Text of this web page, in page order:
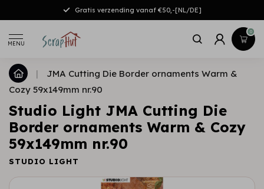
Gratis verzending vanaf €50,-[NL/DE]
MENU
0
|
JMA Cutting Die Border ornaments Warm &
Cozy 59x149mm nr.90
Studio Light JMA Cutting Die
Border ornaments Warm & Cozy
59x149mm nr.90
STUDIO LIGHT